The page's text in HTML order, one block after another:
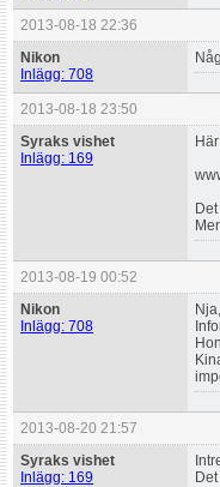
2013-08-18 22:36
Nikon
Inlägg: 708
2013-08-18 23:50
Syraks vishet
Inlägg: 169
2013-08-19 00:52
Nikon
Inlägg: 708
2013-08-20 21:57
Syraks vishet
Inlägg: 169